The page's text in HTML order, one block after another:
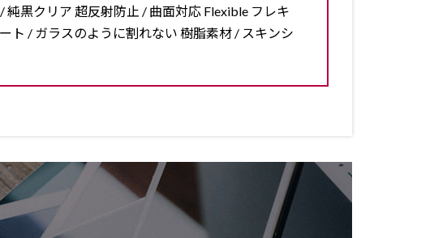
黒クリア 超反射防止 / 曲面対応 Flexible フレキ
ト / ガラスのように割れない 樹脂素材 / スキンシ